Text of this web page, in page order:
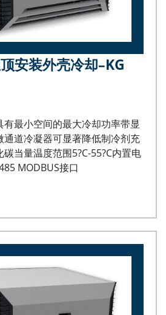
安装外壳冷却–KG
最小空间的最大冷却功率带显
通道冷凝器可显著降低制冷剂充
当量温度范围5?C-55?C内置电
MODBUS接口